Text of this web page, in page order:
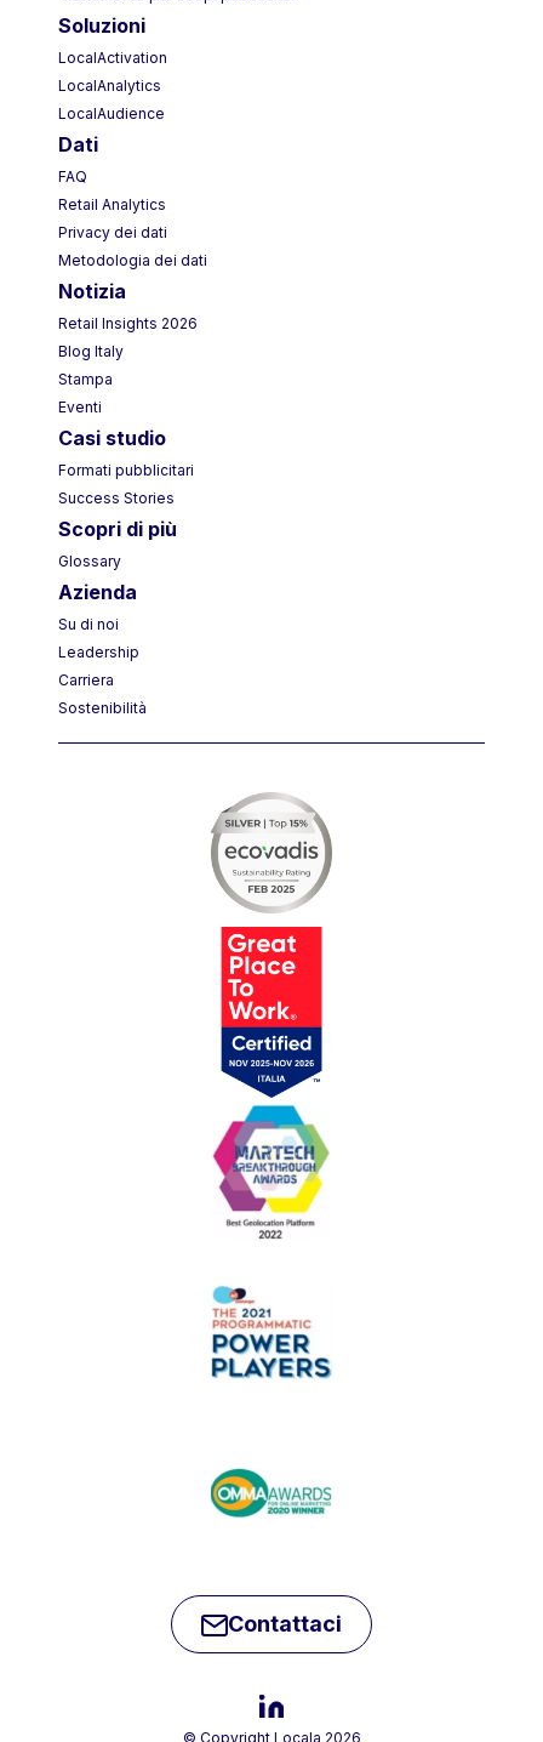
Soluzioni
LocalActivation
LocalAnalytics
LocalAudience
Dati
FAQ
Retail Analytics
Privacy dei dati
Metodologia dei dati
Notizia
Retail Insights 2026
Blog Italy
Stampa
Eventi
Casi studio
Formati pubblicitari
Success Stories
Scopri di più
Glossary
Azienda
Su di noi
Leadership
Carriera
Sostenibilità
Contattaci